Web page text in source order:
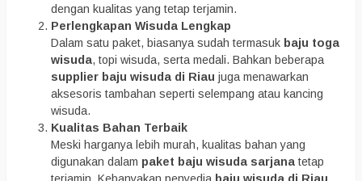
dengan kualitas yang tetap terjamin.
Perlengkapan Wisuda Lengkap
Dalam satu paket, biasanya sudah termasuk baju toga
wisuda, topi wisuda, serta medali. Bahkan beberapa
supplier baju wisuda di Riau juga menawarkan
aksesoris tambahan seperti selempang atau kancing
wisuda.
Kualitas Bahan Terbaik
Meski harganya lebih murah, kualitas bahan yang
digunakan dalam paket baju wisuda sarjana tetap